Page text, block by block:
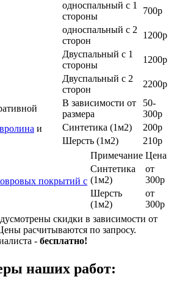
односпальный с 1
стороны
700р
односпальный с 2
сторон
1200р
Двуспальный с 1
стороны
1200р
Двуспальный с 2
сторон
2200р
В зависимости от
размера
50-
300р
и
Синтетика (1м2)
200р
Шерсть (1м2)
210р
Примечание Цена
покрытий с
Синтетика
(1м2)
от
300р
Шерсть
(1м2)
от
300р
скидки в зависимости от
расчитываются по запросу.
- бесплатно!
наших работ: